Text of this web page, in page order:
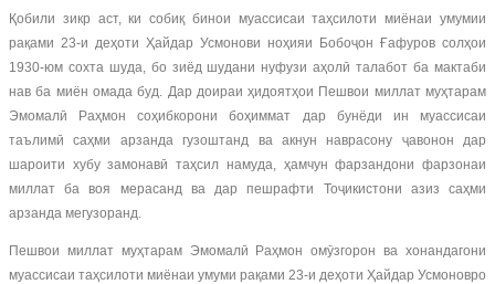
Қобили зикр аст, ки собиқ бинои муассисаи таҳсилоти миёнаи умумии
рақами 23-и деҳоти Ҳайдар Усмонови ноҳияи Бобоҷон Ғафуров солҳои
1930-юм сохта шуда, бо зиёд шудани нуфузи аҳолӣ талабот ба мактаби
нав ба миён омада буд. Дар доираи ҳидоятҳои Пешвои миллат муҳтарам
Эмомалӣ Раҳмон соҳибкорони боҳиммат дар бунёди ин муассисаи
таълимӣ саҳми арзанда гузоштанд ва акнун наврасону ҷавонон дар
шароити хубу замонавӣ таҳсил намуда, ҳамчун фарзандони фарзонаи
миллат ба воя мерасанд ва дар пешрафти Тоҷикистони азиз саҳми
арзанда мегузоранд.
Пешвои миллат муҳтарам Эмомалӣ Раҳмон омӯзгорон ва хонандагони
муассисаи таҳсилоти миёнаи умуми рақами 23-и деҳоти Ҳайдар Усмоновро